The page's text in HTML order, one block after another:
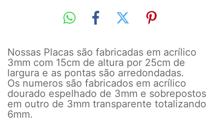
Nossas Placas são fabricadas em acrílico
3mm com 15cm de altura por 25cm de
largura e as pontas são arredondadas.
Os numeros são fabricados em acrílico
dourado espelhado de 3mm e sobrepostos
em outro de 3mm transparente totalizando
6mm.